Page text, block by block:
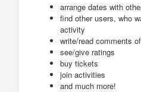
arrange dates with
find other users, who
activity
write/read comments
see/give ratings
buy tickets
join activities
and much more!